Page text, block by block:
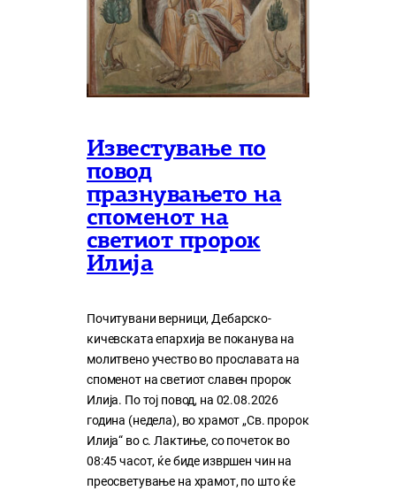
Известување по
повод
празнувањето на
споменот на
светиот пророк
Илија
Почитувани верници, Дебарско-
кичевската епархија ве поканува на
молитвено учество во прославата на
споменот на светиот славен пророк
Илија. По тој повод, на 02.08.2026
година (недела), во храмот „Св. пророк
Илија“ во с. Лактиње, со почеток во
08:45 часот, ќе биде извршен чин на
преосветување на храмот, по што ќе